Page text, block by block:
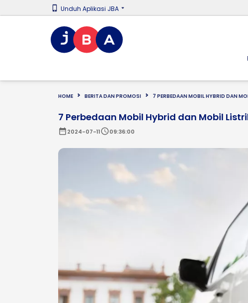
Unduh Aplikasi JBA
HOME BERITA DAN PROMOSI 7 PERBEDAAN MOBIL HYBRID DAN
7 Perbedaan Mobil Hybrid dan Mobil
date_range2024-07-11schedule09:36:00